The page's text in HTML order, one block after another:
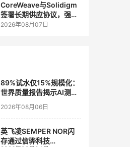
CoreWeave与Solidigm
签署长期供应协议，强化
一体化人工智能云平台
2026年08月07日
89%试水仅15%规模化：
世界质量报告揭示AI测
试"落地鸿沟"
2026年08月06日
英飞凌SEMPER NOR闪
存通过信骅科技